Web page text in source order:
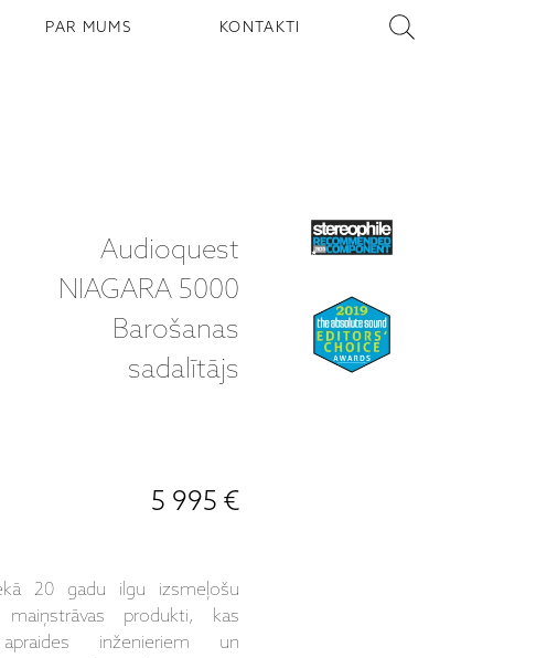
PAR MUMS KONTAKTI
Audioquest
NIAGARA 5000
Barošanas
sadalītājs
5 995 €
20 gadu ilgu izsmeļošu
produkti, kas
inženieriem un